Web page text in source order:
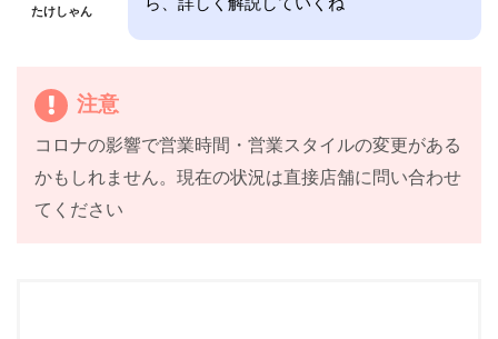
たけしゃん
注意
コロナの影響で営業時間・営業スタイルの変更がある
かもしれません。現在の状況は直接店舗に問い合わせ
てください